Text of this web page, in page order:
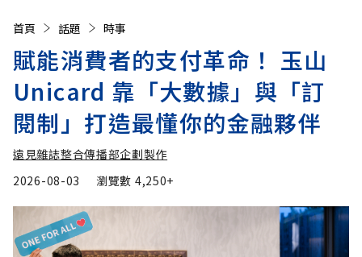
首頁 話題 時事
賦能消費者的支付革命！ 玉山
Unicard 靠「大數據」與「訂
閱制」打造最懂你的金融夥伴
遠見雜誌整合傳播部企劃製作
2026-08-03
瀏覽數 4,250+